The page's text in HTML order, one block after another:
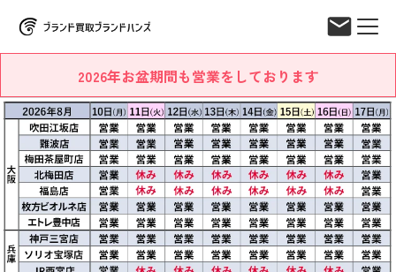
2026年お盆期間も営業をしております